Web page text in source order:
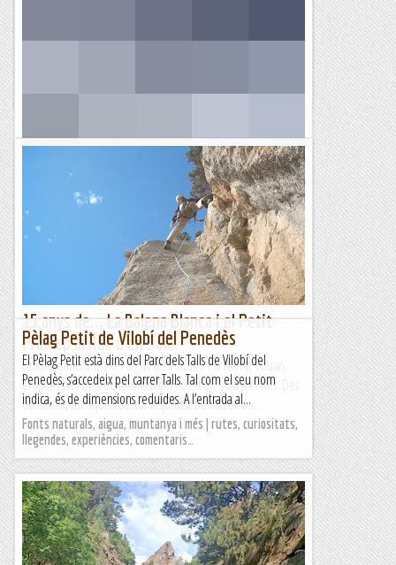
per la via normal. Aquesta via ens feia il·lusió, és una ascensió
Amb esquís al Cambra d'Ase occidental
Distància: 10 km.Desnivell: 1050 m.Dificultat: mitjana-baixa,
S2.Durada total: 3.30 h. Punt de sortida: Sector Sant Pere de
Forcats de l'estació d'esquí Cambra...
15 anys de... La Balena Blanca i el Petit
Príncep al Roc d'en Solà.
Durant molts anys, la Fragua de Vulcano i la Morsa Chuan
eren les vies més occidentals del Roc d'en Solà a Perles. Des
de llavors, tot aquest sector a quedar ben farcit de...
Romàntic Guerrer
Pèlag Petit de Vilobí del Penedès
El Pèlag Petit està dins del Parc dels Talls de Vilobí del
Penedès, s’accedeix pel carrer Talls. Tal com el seu nom
indica, és de dimensions reduïdes. A l’entrada al...
Fonts naturals, aigua, muntanya i més | rutes, curiositats,
llegendes, experiències, comentaris…